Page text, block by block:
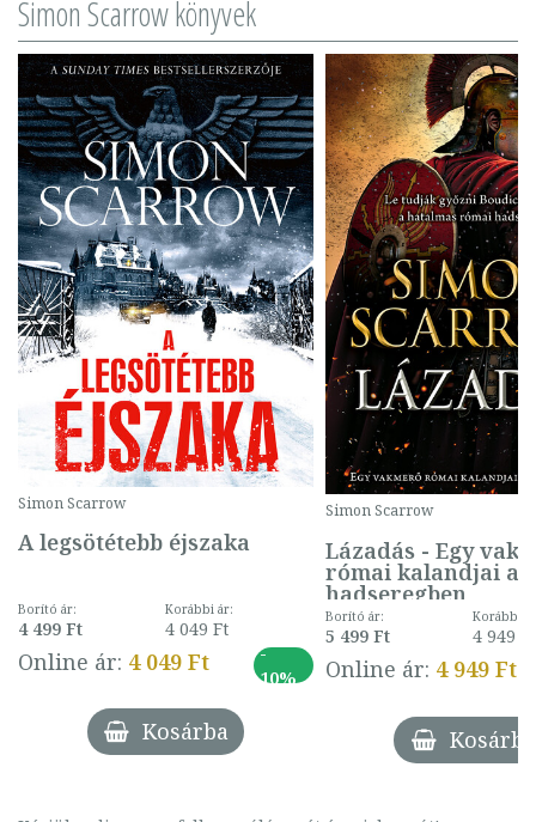
Simon Scarrow könyvek
Simon Scarrow
A legsötétebb éjszaka
Borító ár:
4 499 Ft
Korábbi ár:
4 049 Ft
Online ár: 4 049 Ft
-
10%
Kosárba
Simon Scarrow
Lázadás - Egy
római kalandjai a
hadseregben
Borító ár:
5 499 Ft
Korábbi
4 949 Ft
Online ár: 4 949 Ft
Kosárba